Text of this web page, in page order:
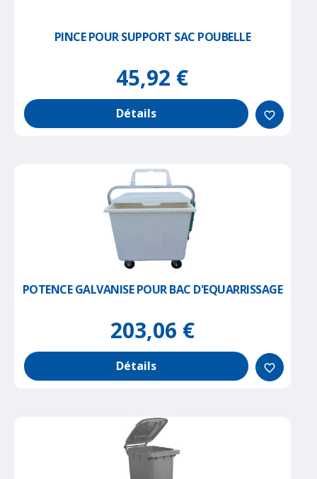
PINCE POUR SUPPORT SAC POUBELLE
45,92 €
Détails favorite_border
POTENCE GALVANISE POUR BAC D'EQUARRISSAGE
203,06 €
Détails favorite_border